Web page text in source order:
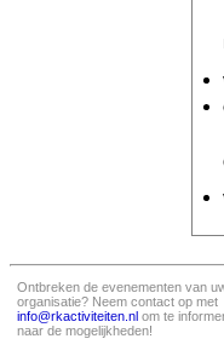
Ontbreken de evenementen van
organisatie? Neem contact op met
info@rkactiviteiten.nl om te
naar de mogelijkheden!